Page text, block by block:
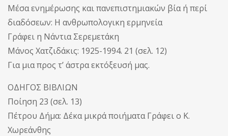
Μέσα ενημέρωσης και πανεπιστημιακών βία ή περί
διαδόσεων: Η ανθρωπολογικη ερμηνεία
Γράφει η Νάντια Σερεμετάκη
Μάνος Χατζιδάκις: 1925-1994. 21 (σελ. 12)
Για μια προς τ’ άστρα εκτόξευσή μας.
ΟΔΗΓΟΣ ΒΙΒΛΙΩΝ
Ποίηση 23 (σελ. 13)
Πέτρου Δήμα: Δέκα μικρά ποιήματα Γράφει ο Κ.
Χωρεάνθης